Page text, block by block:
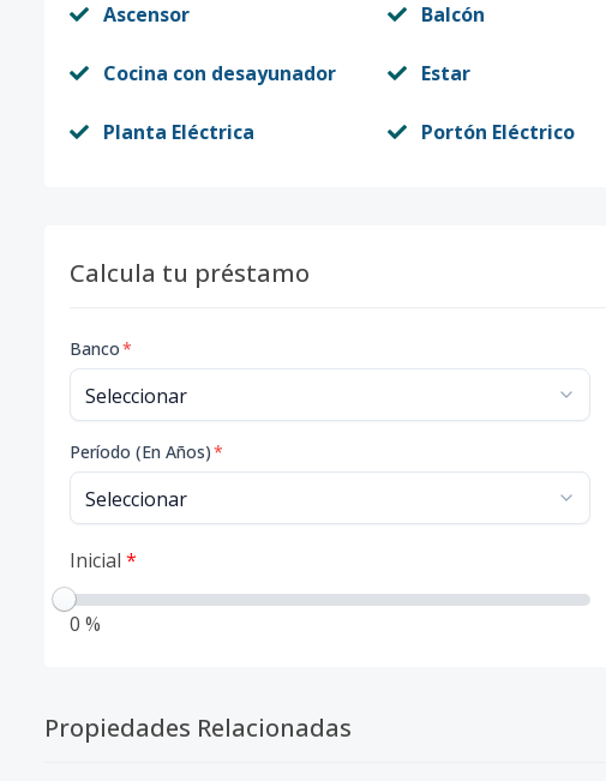
Ascensor Balcón
Cocina con desayunador Estar
Planta Eléctrica Portón Eléctrico
Calcula tu préstamo
Banco*
Período (En Años)*
Inicial *
0 %
Propiedades Relacionadas